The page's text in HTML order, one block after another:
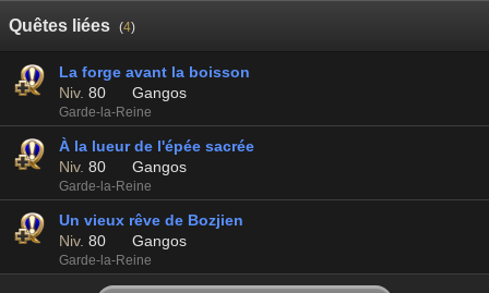
Quêtes liées (4)
La forge avant la boisson
Niv. 80 Gangos
Garde-la-Reine
À la lueur de l'épée sacrée
Niv. 80 Gangos
Garde-la-Reine
Un vieux rêve de Bozjien
Niv. 80 Gangos
Garde-la-Reine